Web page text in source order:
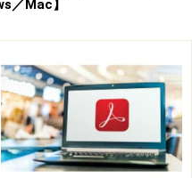
を取り上げて、びっ
せんが、最新のOfficeソ
/パワーポイントには、
で用意されています。し
らPDFファイルを作るな
入する必要はありません
／Mac】